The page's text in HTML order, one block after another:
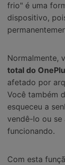
frio" é uma
dispositivo,
Normalmente,
total do
afetado por
Você também
esqueceu a
vendê-lo ou
funcionando.
Com esta